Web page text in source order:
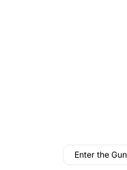
Enter the